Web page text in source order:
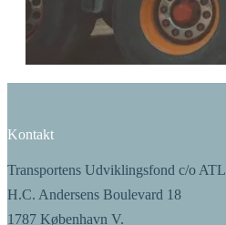
Kontakt​​​​‌ ‍ ​‍​‍‌‍ ‌ ​‍‌‍‍‌‌‍‌ ‌‍‍‌‌‍ ‍​‍​‍​ ‍‍​‍​‍‌ ​ ‌‍​‌‌‍ ‍‌‍‍‌‌ ‌​‌ ‍‌​‍ ‍‌‍‍‌‌‍ ​‍​‍​‍ ​​‍​‍‌‍‍​‌ ​‍‌‍‌‌‌‍‌‍​‍​‍​ ‍‍​‍​‍‌‍‍​‌ ‌​‌ ‌​‌ ​​‌ ​ ​ ‍‍​‍ ​‍ ‌ ‌​‌ ‌‌​‍ ‍‌ ​ ‌‍​‌‌‍ ‍‌‍‍‌‌ ‌​‌ ‍‌​‍ ‍‌ ​ ‌ ‌​‌ ‌‌‌‍‌​‌‍‍‌‌‍ ​‍ ‌‍‍‌‌‍ ‍‌ ‌​‌‍‌‌‌‍ ‍‌ ‌​​‍ ‌‍‌‌‌‍‌​‌‍‍‌‌ ‌​​‍ ‌‍ ‌‌‍ ‌‍‌​‌‍‌‌​ ‌‌ ​​‌ ​‍‌‍‌‌‌ ​ ‌‍‌‌‌‍ ‍‌ ‌​‌‍​‌‌ ‌​‌‍‍‌‌‍ ‌‍ ‍​ ‍ ‌‍‍‌‌‍‌​​ ‌‌‍‌‍‌‍ ‌‍ ‌ ‌​‌‍‌‌‌ ​‍​‍ ‌‌‍‌​‌‍​‌​ ‍ ‌ ‌​‌ ‍‌‌ ​​‌‍‌‌​ ‌‌‍‌‍‌‍ ‌‍ ‌ ‌​‌‍‌‌‌ ​‍​ ‍ ‌ ​​‌‍​‌‌ ‌​‌‍‍​​ ‌‌‍​ ‌‍ ‌‍ ​‌ ‌‌‌‍ ‌‌‍ ‍‌ ​ ​‍‌‌​ ‌‌‌​​‍‌‌ ‌‍‍ ‌‍‌‌‌ ‍‌​‍‌‌​ ​ ‌​‌​​‍‌‌​ ​ ‌​‌​​‍‌‌​ ​‍​ ​‍‌‍‌‌​ ‍‌​ ‌ ​ ​‍​ ​​​ ​​‌‍​‌​ ​‌​‍‌‌​ ​‍​ ​‍​‍‌‌​ ‌‌‌​‌​​‍ ‍‌ ‌​‌‍‍‌‌ ‌​‌‍ ​‌‍‌‌​ ‌‍​‍‌‍​‌‌ ​ ‌‍‌‌‌‌‌‌‌ ​‍‌‍ ​​ ‌‌‍‍​‌ ‌​‌ ‌​‌ ​​‌ ​ ​‍‌‌​ ​ ‌​​‌​‍‌‌​ ​‍‌​‌‍​‍‌‌​ ​‍‌​‌‍‌ ‌​‌ ‌‌​‍ ‍‌ ​ ‌‍​‌‌‍ ‍‌‍‍‌‌ ‌​‌ ‍‌​‍ ‍‌ ​ ‌ ‌​‌ ‌‌‌‍‌​‌‍‍‌‌‍ ​‍‌‍‌‍‍‌‌‍‌​​ ‌‌‍‌‍‌‍ ‌‍ ‌ ‌​‌‍‌‌‌ ​‍​‍ ‌‌‍‌​‌‍​‌​‍‌‍‌ ‌​‌ ‍‌‌ ​​‌‍‌‌​ ‌‌‍‌‍‌‍ ‌‍ ‌ ‌​‌‍‌‌‌ ​‍​‍‌‍‌ ​​‌‍​‌‌ ‌​‌‍‍​​ ‌‌‍​ ‌‍ ‌‍ ​‌ ‌‌‌‍ ‌‌‍ ‍‌ ​ ​‍‌‌​ ‌‌‌​​‍‌‌ ‌‍‍ ‌‍‌‌‌ ‍‌​‍‌‌​ ​ ‌​‌​​‍‌‌​ ​ ‌​‌​​‍‌‌​ ​‍​ ​‍‌‍‌‌​ ‍‌​ ‌ ​ ​‍​ ​​​ ​​‌‍​‌​ ​‌​‍‌‌​ ​‍​ ​‍​‍‌‌​ ‌‌‌​‌​​‍ ‍‌ ‌​‌‍‍‌‌ ‌​‌‍ ​‌‍‌‌​‍‌‍‌ ​​‌‍‌‌‌ ​‍‌ ​ ‌ ​​‌‍‌‌‌‍​ ‌ ‌​‌‍‍‌‌ ‌‍‌‍‌‌​ ‌‌ ​​‌ ‌‌‌‍​‍‌‍ ​‌‍‍‌‌ ​ ‌‍‍​‌‍‌‌‌‍‌​​‍​‍‌ ‌
Transportens Udviklingsfond c/o ATL
H.C. Andersens Boulevard 18
1787 København V.​​​​‌ ‍ ​‍​‍‌‍ ‌ ​‍‌‍‍‌‌‍‌ ‌‍‍‌‌‍ ‍​‍​‍​ ‍‍​‍​‍‌ ​ ‌‍​‌‌‍ ‍‌‍‍‌‌ ‌​‌ ‍‌​‍ ‍‌‍‍‌‌‍ ​‍​‍​‍ ​​‍​‍‌‍‍​‌ ​‍‌‍‌‌‌‍‌‍​‍​‍​ ‍‍​‍​‍‌‍‍​‌ ‌​‌ ‌​‌ ​​‌ ​ ​ ‍‍​‍ ​‍ ‌ ‌​‌ ‌‌​‍ ‍‌ ​ ‌‍​‌‌‍ ‍‌‍‍‌‌ ‌​‌ ‍‌​‍ ‍‌ ​ ‌ ‌​‌ ‌‌‌‍‌​‌‍‍‌‌‍ ​‍ ‌‍‍‌‌‍ ‍‌ ‌​‌‍‌‌‌‍ ‍‌ ‌​​‍ ‌‍‌‌‌‍‌​‌‍‍‌‌ ‌​​‍ ‌‍ ‌‌‍ ‌‍‌​‌‍‌‌​ ‌‌ ​​‌ ​‍‌‍‌‌‌ ​ ‌‍‌‌‌‍ ‍‌ ‌​‌‍​‌‌ ‌​‌‍‍‌‌‍ ‌‍ ‍​ ‍ ‌‍‍‌‌‍‌​​ ‌‌‍‌‍‌‍ ‌‍ ‌ ‌​‌‍‌‌‌ ​‍​‍ ‌‌‍‌​‌‍​‌​ ‍ ‌ ‌​‌ ‍‌‌ ​​‌‍‌‌​ ‌‌‍‌‍‌‍ ‌‍ ‌ ‌​‌‍‌‌‌ ​‍​ ‍ ‌ ​​‌‍​‌‌ ‌​‌‍‍​​ ‌‌‍​ ‌‍ ‌‍ ​‌ ‌‌‌‍ ‌‌‍ ‍‌ ​ ​‍‌‌​ ‌‌‌​​‍‌‌ ‌‍‍ ‌‍‌‌‌ ‍‌​‍‌‌​ ​ ‌​‌​​‍‌‌​ ​ ‌​‌​​‍‌‌​ ​‍​ ​‍‌‍‌‌​ ‍‌​ ‌ ​ ​‍​ ​​​ ​​‌‍​‌​ ​‌​‍‌‌​ ​‍​ ​‍​‍‌‌​ ‌‌‌​‌​​‍ ‍‌‍​‍‌‍ ‌‍‌​‌ ‍‌​‍‌‌​ ‌‌‌​​‍‌‌ ‌‍‍ ‌‍‌‌‌ ‍‌​‍‌‌​ ​ ‌​‌​​‍‌‌​ ​ ‌​‌​​‍‌‌​ ​‍​ ​‍​ ​ ​ ‌‍​ ‍‌‌‍‌‍‌‍‌​​ ​‌​ ​ ​ ‍‌​‍‌‌​ ​‍​ ​‍​‍‌‌​ ‌‌‌​‌​​‍ ‍‌‍​ ‌‍‍​‌‍‍‌‌‍ ​‌‍‌​‌ ​‍‌‍‌‌‌‍ ‍​‍‌‌​ ‌‌‌​​‍‌‌ ‌‍‍ ‌‍‌‌‌ ‍‌​‍‌‌​ ​ ‌​‌​​‍‌‌​ ​ ‌​‌​​‍‌‌​ ​‍​ ​‍​ ‌ ​ ‌‌​ ​‍‌‍​ ‌‍‌​​ ‌‍​ ‌‍​ ​‍​‍‌‌​ ​‍​ ​‍​‍‌‌​ ‌‌‌​‌​​‍ ‍‌ ‌​‌‍‌‌‌ ‍​‌ ‌​​ ‌‍​‍‌‍​‌‌ ​ ‌‍‌‌‌‌‌‌‌ ​‍‌‍ ​​ ‌‌‍‍​‌ ‌​‌ ‌​‌ ​​‌ ​ ​‍‌‌​ ​ ‌​​‌​‍‌‌​ ​‍‌​‌‍​‍‌‌​ ​‍‌​‌‍‌ ‌​‌ ‌‌​‍ ‍‌ ​ ‌‍​‌‌‍ ‍‌‍‍‌‌ ‌​‌ ‍‌​‍ ‍‌ ​ ‌ ‌​‌ ‌‌‌‍‌​‌‍‍‌‌‍ ​‍‌‍‌‍‍‌‌‍‌​​ ‌‌‍‌‍‌‍ ‌‍ ‌ ‌​‌‍‌‌‌ ​‍​‍ ‌‌‍‌​‌‍​‌​‍‌‍‌ ‌​‌ ‍‌‌ ​​‌‍‌‌​ ‌‌‍‌‍‌‍ ‌‍ ‌ ‌​‌‍‌‌‌ ​‍​‍‌‍‌ ​​‌‍​‌‌ ‌​‌‍‍​​ ‌‌‍​ ‌‍ ‌‍ ​‌ ‌‌‌‍ ‌‌‍ ‍‌ ​ ​‍‌‌​ ‌‌‌​​‍‌‌ ‌‍‍ ‌‍‌‌‌ ‍‌​‍‌‌​ ​ ‌​‌​​‍‌‌​ ​ ‌​‌​​‍‌‌​ ​‍​ ​‍‌‍‌‌​ ‍‌​ ‌ ​ ​‍​ ​​​ ​​‌‍​‌​ ​‌​‍‌‌​ ​‍​ ​‍​‍‌‌​ ‌‌‌​‌​​‍ ‍‌‍​‍‌‍ ‌‍‌​‌ ‍‌​‍‌‌​ ‌‌‌​​‍‌‌ ‌‍‍ ‌‍‌‌‌ ‍‌​‍‌‌​ ​ ‌​‌​​‍‌‌​ ​ ‌​‌​​‍‌‌​ ​‍​ ​‍​ ​ ​ ‌‍​ ‍‌‌‍‌‍‌‍‌​​ ​‌​ ​ ​ ‍‌​‍‌‌​ ​‍​ ​‍​‍‌‌​ ‌‌‌​‌​​‍ ‍‌‍​ ‌‍‍​‌‍‍‌‌‍ ​‌‍‌​‌ ​‍‌‍‌‌‌‍ ‍​‍‌‌​ ‌‌‌​​‍‌‌ ‌‍‍ ‌‍‌‌‌ ‍‌​‍‌‌​ ​ ‌​‌​​‍‌‌​ ​ ‌​‌​​‍‌‌​ ​‍​ ​‍​ ‌ ​ ‌‌​ ​‍‌‍​ ‌‍‌​​ ‌‍​ ‌‍​ ​‍​‍‌‌​ ​‍​ ​‍​‍‌‌​ ‌‌‌​‌​​‍ ‍‌ ‌​‌‍‌‌‌ ‍​‌ ‌​​‍‌‍‌ ​​‌‍‌‌‌ ​‍‌ ​ ‌ ​​‌‍‌‌‌‍​ ‌ ‌​‌‍‍‌‌ ‌‍‌‍‌‌​ ‌‌ ​​‌ ‌‌‌‍​‍‌‍ ​‌‍‍‌‌ ​ ‌‍‍​‌‍‌‌‌‍‌​​‍​‍‌ ‌